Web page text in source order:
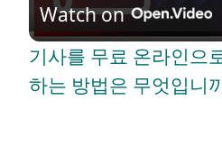
l
a
Watch on
기사를 무료 온라인으
하는 방법은 무엇입니